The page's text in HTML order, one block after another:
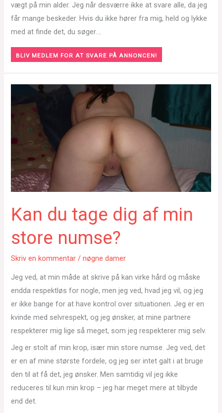
vægt på min alder. Jeg når desværre ikke at svare alle, da jeg
får mange beskeder. Hvis du ikke hører fra mig, held og lykke
med at finde det, du søger….
BLIV MEDLEM FOR AT SVARE PÅ ANNONCEN!
Kan du tage dig af min
store numse?
Skriv en kommentar /nøgne damer
Jeg ved, at min måde at skrive på kan virke hård og måske
endda respektløs for nogle, men jeg ved, hvad jeg vil, og jeg
er ikke bange for at have kontrol over situationen. Jeg er en
kvinde med selvrespekt, og jeg ønsker, at mine partnere
respekterer mig lige så meget, som jeg respekterer mig selv.
Jeg er stolt af min krop, især min store numse. Jeg ved, det
er en af mine største fordele, og jeg ser intet galt i at bruge
den til at få det, jeg ønsker. Men samtidig vil jeg ikke
reduceres til kun min krop – jeg har meget mere at tilbyde
end det.